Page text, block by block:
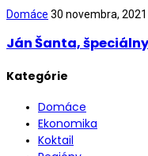
Domáce 30 novembra, 2021
Ján Šanta,
Kategórie
Domáce
Ekonomika
Koktail